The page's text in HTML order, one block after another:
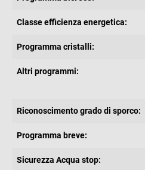
Classe efficienza energetica:
Programma cristalli:
Altri programmi:
Riconoscimento grado di sporco:
Programma breve:
Sicurezza Acqua stop: